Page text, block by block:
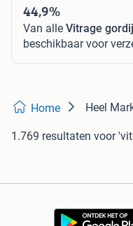
44,9%
Van alle Vitrage
beschikbaar voor
Home Heel
1.769 resultaten voor